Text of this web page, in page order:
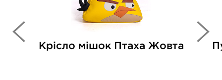
Крісло мішок Птаха Жовта